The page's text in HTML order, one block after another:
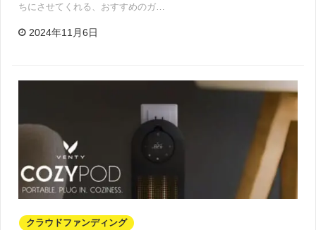
ちにさせてくれる、おすすめのガ…
2024年11月6日
クラウドファンディング